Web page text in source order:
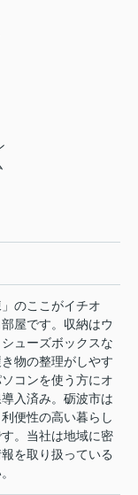
のここがイチオ
屋です。収納はウ
ューズボックスな
物の整理がしやす
コンを使う方にオ
入済み。砺波市は
便性の高い暮らし
。当社は地域に密
を取り扱っている